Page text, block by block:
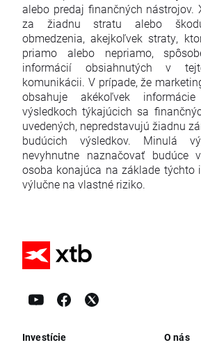
alebo predaj finančných nástrojov.
za žiadnu stratu alebo
obmedzenia, akejkoľvek straty,
priamo alebo nepriamo,
informácií obsiahnutých v
komunikácii. V prípade, že
obsahuje akékoľvek
výsledkoch týkajúcich sa
uvedených, nepredstavujú žiadnu
budúcich výsledkov. Minulá
nevyhnutne naznačovať budúce
osoba konajúca na základe týchto
výlučne na vlastné riziko.
Investície O nás